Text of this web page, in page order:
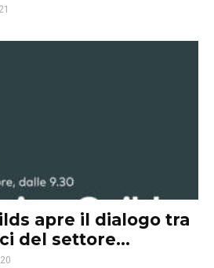
apre il dialogo tra
del settore...